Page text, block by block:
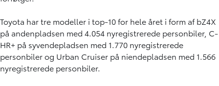
Toyota har tre modeller i top-10 for hele året i form af bZ4X
på andenpladsen med 4.054 nyregistrerede personbiler, C-
HR+ på syvendepladsen med 1.770 nyregistrerede
personbiler og Urban Cruiser på niendepladsen med 1.566
nyregistrerede personbiler.